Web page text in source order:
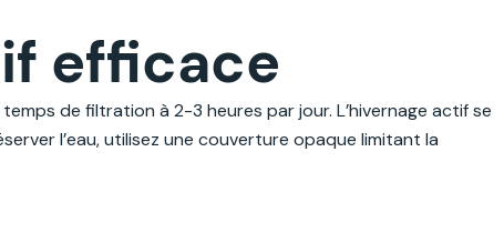
efficace
de filtration à 2-3 heures par jour. L’hivernage actif se
l’eau, utilisez une couverture opaque limitant la